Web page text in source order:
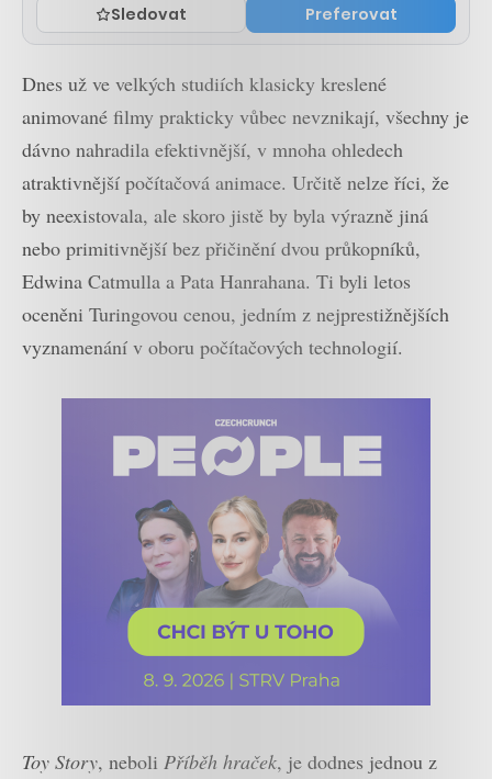
Sledovat Preferovat
Dnes už ve velkých studiích klasicky kreslené
animované filmy prakticky vůbec nevznikají, všechny je
dávno nahradila efektivnější, v mnoha ohledech
atraktivnější počítačová animace. Určitě nelze říci, že
by neexistovala, ale skoro jistě by byla výrazně jiná
nebo primitivnější bez přičinění dvou průkopníků,
Edwina Catmulla a Pata Hanrahana. Ti byli letos
oceněni Turingovou cenou, jedním z nejprestižnějších
vyznamenání v oboru počítačových technologií.
Toy Story, neboli Příběh hraček, je dodnes jednou z